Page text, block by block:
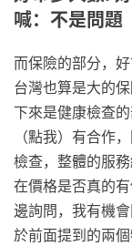
喊：不是問題
而保險的部分，
台灣也算是大的
下來是健康檢查
（點我）有合作
檢查，整體的服
在價格是否真的
邊詢問，我有機
於前面提到的兩